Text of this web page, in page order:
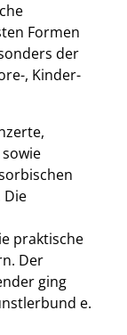
Formen
der
, Kinder-
Die
praktische
Der
ging
e.